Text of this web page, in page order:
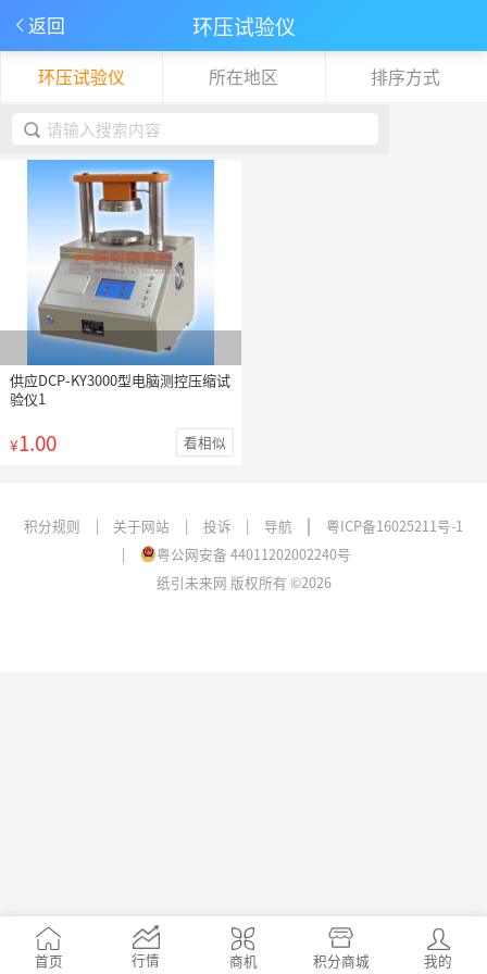
返回 环压试验仪
环压试验仪 所在地区 排序方式
下拉刷新
供应DCP-KY3000型电脑测控压缩试
验仪1
¥1.00 看相似
积分规则 | 关于网站 | 投诉 | 导航 |
粤ICP备16025211号-1
|
粤公网安备 44011202002240号
纸引未来网 版权所有 ©2026
首页 行情 商机 积分商城 我的